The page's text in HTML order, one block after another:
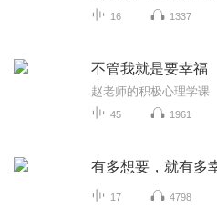
16 1337
不管我就是要幸福
赵老师的积极心理学课
45 1961
有多想要，就有多
17 4798